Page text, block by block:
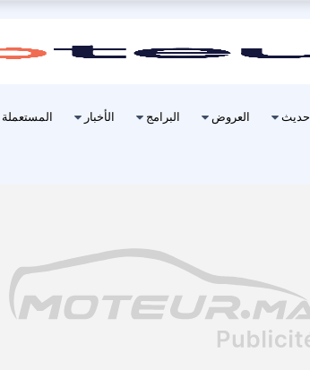
حديث العروض البرامج الأخبار المستعملة